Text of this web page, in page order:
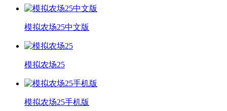
模拟农场25中文版
模拟农场25
模拟农场25手机版